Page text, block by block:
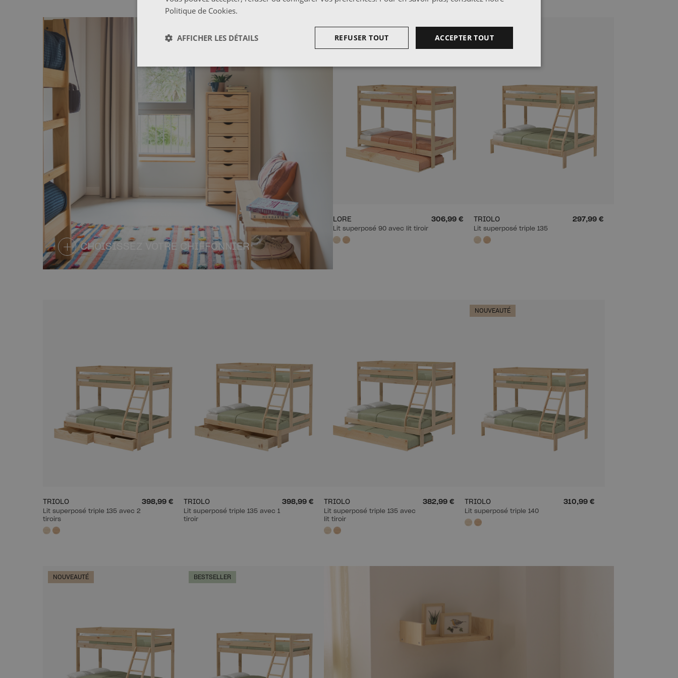
CHOISISSEZ VOTRE CHIFFONNIER
BESTSELLER
LORE
Lit superposé 90 avec lit tiroir
306,99 € TRIOLO
Lit superposé triple 135
297,99 €
TRIOLO
Lit superposé triple 135 avec 2
tiroirs
398,99 € TRIOLO
Lit superposé triple 135 avec 1
tiroir
398,99 € TRIOLO
Lit superposé triple 135 avec
lit tiroir
382,99 €
NOUVEAUTÉ
TRIOLO
Lit superposé triple 140
310,99 €
NOUVEAUTÉ BESTSELLER
Politique de Cookies.
ACCEPTER TOUT
REFUSER TOUT
AFFICHER LES DÉTAILS